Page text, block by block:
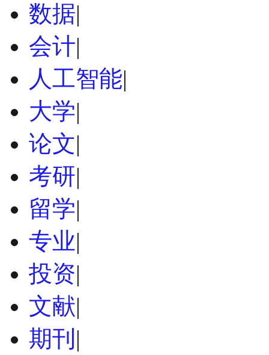
数据|
会计|
人工智能|
大学|
论文|
考研|
留学|
专业|
投资|
文献|
期刊 |